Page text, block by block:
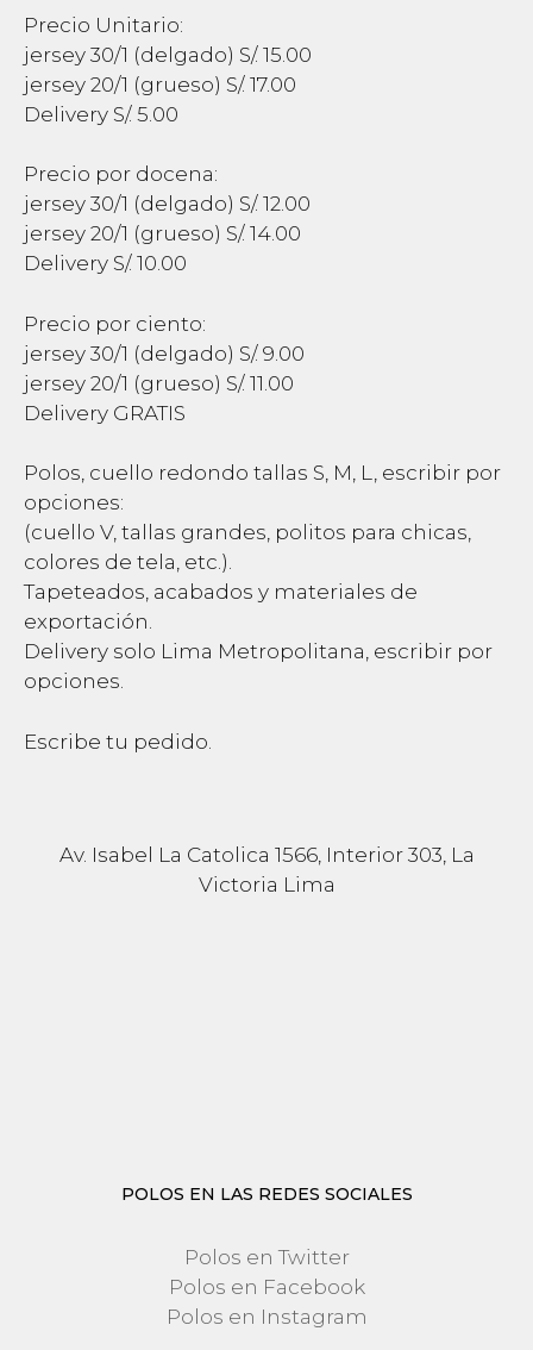
Precio Unitario:
jersey 30/1 (delgado) S/. 15.00
jersey 20/1 (grueso) S/. 17.00
Delivery S/. 5.00
Precio por docena:
jersey 30/1 (delgado) S/. 12.00
jersey 20/1 (grueso) S/. 14.00
Delivery S/. 10.00
Precio por ciento:
jersey 30/1 (delgado) S/. 9.00
jersey 20/1 (grueso) S/. 11.00
Delivery GRATIS
Polos, cuello redondo tallas S, M, L, escribir por
opciones:
(cuello V, tallas grandes, politos para chicas,
colores de tela, etc.).
Tapeteados, acabados y materiales de
exportación.
Delivery solo Lima Metropolitana, escribir por
opciones.
Escribe tu pedido.
Av. Isabel La Catolica 1566, Interior 303, La
Victoria Lima
POLOS EN LAS REDES SOCIALES
Polos en Twitter
Polos en Facebook
Polos en Instagram